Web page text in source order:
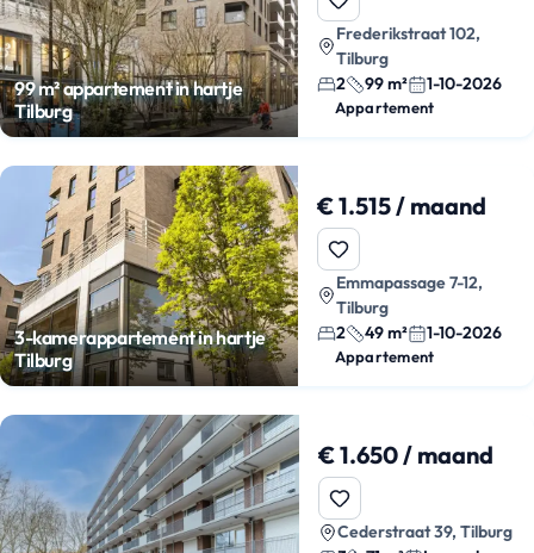
99 m² appartement in hartje
Tilburg
Frederikstraat 102,
Tilburg
2
99 m² 1-10-2026
Appartement
3-kamerappartement in hartje
Tilburg
€ 1.515 / maand
Emmapassage 7-12,
Tilburg
2
49 m² 1-10-2026
Appartement
€ 1.650 / maand
Cederstraat 39, Tilburg